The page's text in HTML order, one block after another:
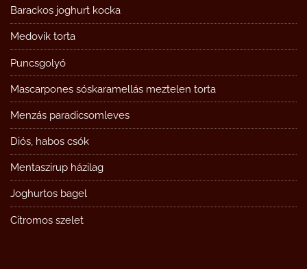
Barackos joghurt kocka
Medovik torta
Puncsgolyó
Mascarpones sóskaramellás meztelen torta
Menzás paradicsomleves
Diós, habos csók
Mentaszirup házilag
Joghurtos bagel
Citromos szelet